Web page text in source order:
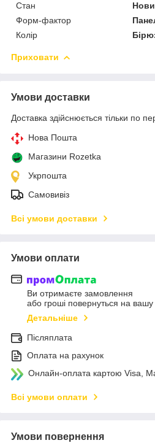
Стан
Форм-фактор
Колір
Приховати
Умови доставки
Доставка здійснюється тільки по
Нова Пошта
Магазини Rozetka
Укрпошта
Самовивіз
Всі умови доставки
Умови оплати
Ви отримаєте замовлення
або гроші повернуться на вашу
Детальніше
Післяплата
Оплата на рахунок
Онлайн-оплата картою Visa,
Всі умови оплати
Умови повернення